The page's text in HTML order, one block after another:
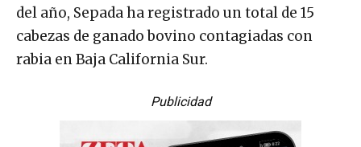
del año, Sepada ha registrado un total de 15
cabezas de ganado bovino contagiadas con
rabia en Baja California Sur.
Publicidad